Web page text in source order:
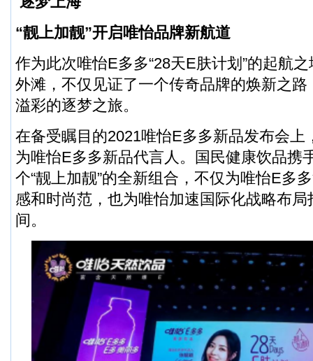
“靓上加靓”开启唯怡品牌新航道
作为此次唯怡E多多“28天E肤计划”的起航
外滩，不仅见证了一个传奇品牌的焕新之
溢彩的逐梦之旅。
在备受瞩目的2021唯怡E多多新品发布会上
为唯怡E多多新品代言人。国民健康饮品携
个“靓上加靓”的全新组合，不仅为唯怡E多
感和时尚范，也为唯怡加速国际化战略布
间。